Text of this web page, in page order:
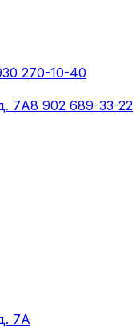
270-10-40
7А8 902 689-33-22
7А